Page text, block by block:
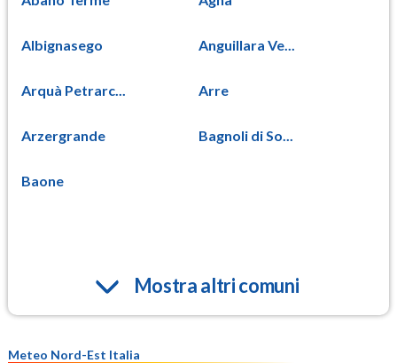
Albignasego Anguillara Ve...
Arquà Petrarc... Arre
Arzergrande Bagnoli di So...
Baone
Mostra altri comuni
Meteo Nord-Est Italia